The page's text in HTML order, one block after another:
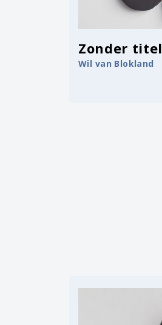
Zonder titel
Wil van Blokland